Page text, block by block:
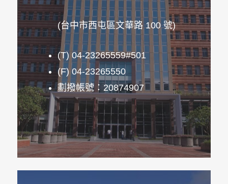
(台中市西屯區文華路 100 號)
(T) 04-23265559#501
(F) 04-23265550
劃撥帳號：20874907